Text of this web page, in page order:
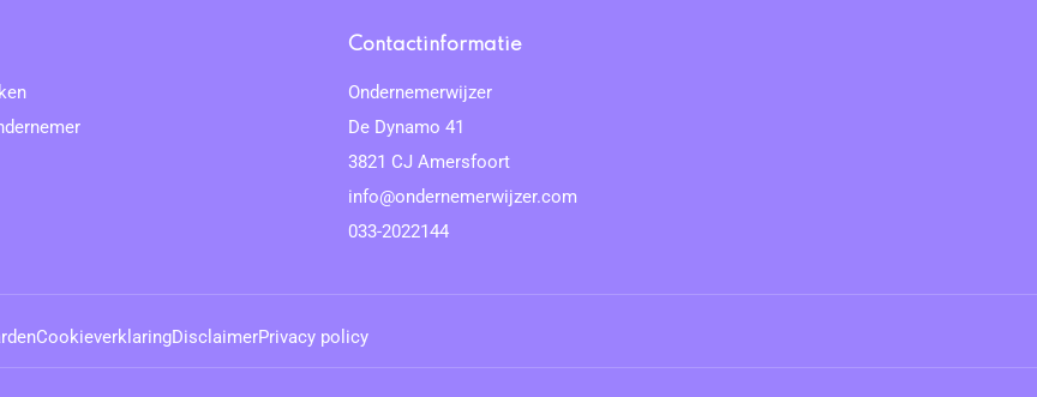
Contactinformatie
Ondernemerwijzer
De Dynamo 41
3821 CJ Amersfoort
info@ondernemerwijzer.com
033-2022144
CookieverklaringDisclaimerPrivacy policy